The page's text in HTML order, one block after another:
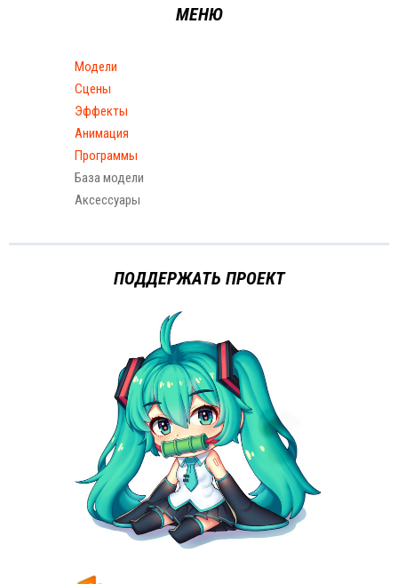
МЕНЮ
Модели
Сцены
Эффекты
Анимация
Программы
База модели
Аксессуары
ПОДДЕРЖАТЬ ПРОЕКТ